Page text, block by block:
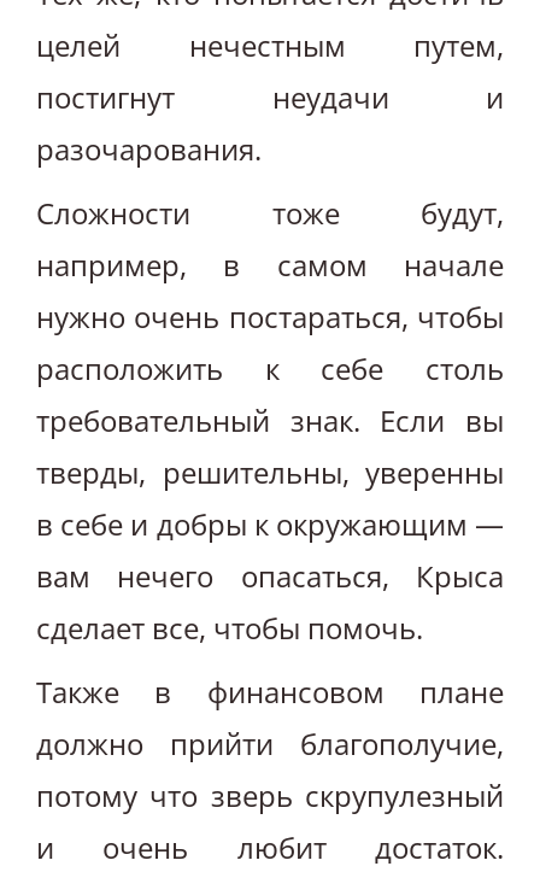
целей нечестным путем,
постигнут неудачи и
разочарования.
Сложности тоже будут,
например, в самом начале
нужно очень постараться, чтобы
расположить к себе столь
требовательный знак. Если вы
тверды, решительны, уверенны
в себе и добры к окружающим —
вам нечего опасаться, Крыса
сделает все, чтобы помочь.
Также в финансовом плане
должно прийти благополучие,
потому что зверь скрупулезный
и очень любит достаток.